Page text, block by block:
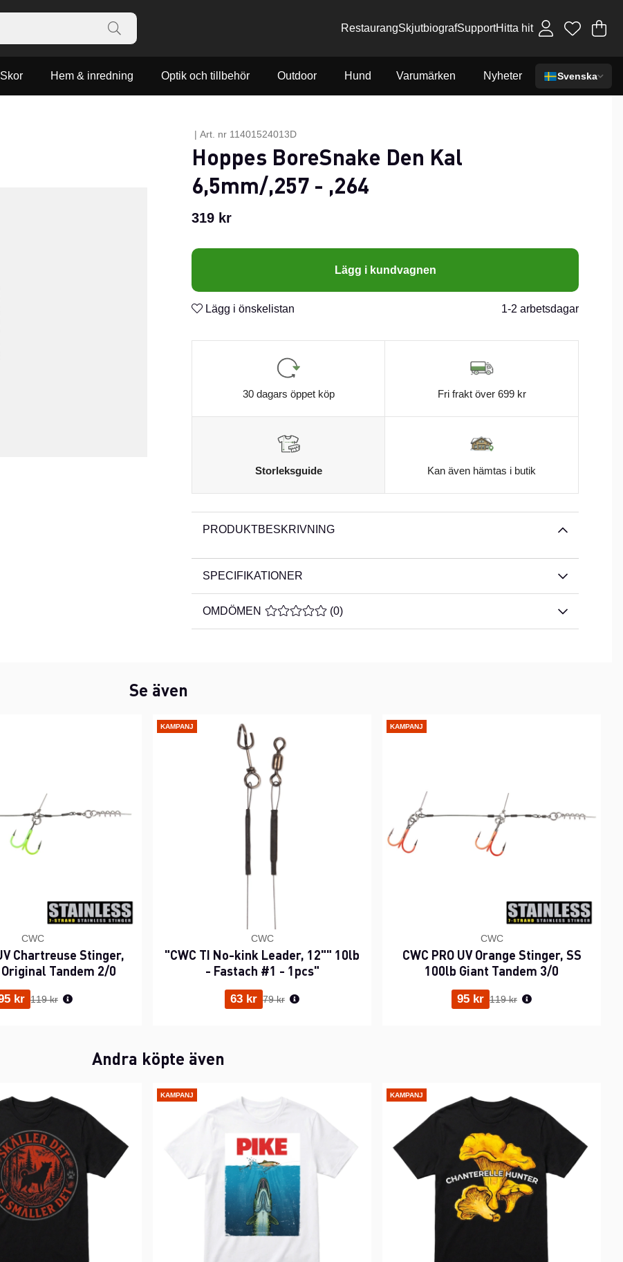
RestaurangSkjutbiografSupportHitta hit .
Skor Hem & inredning Optik och tillbehör Outdoor Hund Varumärken Nyheter Svenska
| Art. nr 11401524013D
Hoppes BoreSnake Den Kal
6,5mm/,257 - ,264
319 kr
Lägg i kundvagnen
Lägg i önskelistan 1-2 arbetsdagar
30 dagars öppet köp Fri frakt över 699 kr
Storleksguide Kan även hämtas i butik
PRODUKTBESKRIVNING
SPECIFIKATIONER
OMDÖMEN MEDELBETYG 0 AV 5 ANTAL BETYG 0
(0)
Se även
CWC
Chartreuse Stinger,
Tandem 2/0
kr Ordinarie pris:
119 kr
KAMPANJ
CWC
"CWC TI No-kink Leader, 12"" 10lb
- Fastach #1 - 1pcs"
63 kr Ordinarie pris:
79 kr
KAMPANJ
CWC
CWC PRO UV Orange Stinger, SS
100lb Giant Tandem 3/0
95 kr Ordinarie pris:
119 kr
Andra köpte även
KAMPANJ KAMPANJ